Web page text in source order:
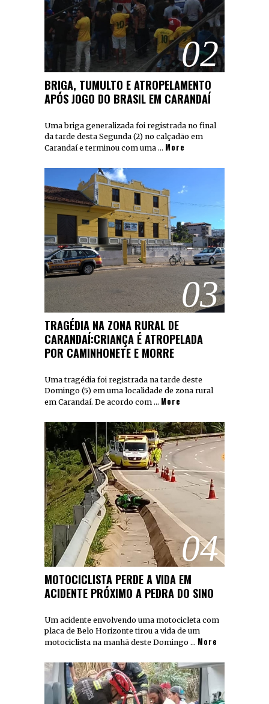
02
BRIGA, TUMULTO E ATROPELAMENTO
APÓS JOGO DO BRASIL EM CARANDAÍ
Uma briga generalizada foi registrada no final
da tarde desta Segunda (2) no calçadão em
Carandaí e terminou com uma … More
03
TRAGÉDIA NA ZONA RURAL DE
CARANDAÍ:CRIANÇA É ATROPELADA
POR CAMINHONETE E MORRE
Uma tragédia foi registrada na tarde deste
Domingo (5) em uma localidade de zona rural
em Carandaí. De acordo com … More
04
MOTOCICLISTA PERDE A VIDA EM
ACIDENTE PRÓXIMO A PEDRA DO SINO
Um acidente envolvendo uma motocicleta com
placa de Belo Horizonte tirou a vida de um
motociclista na manhã deste Domingo … More